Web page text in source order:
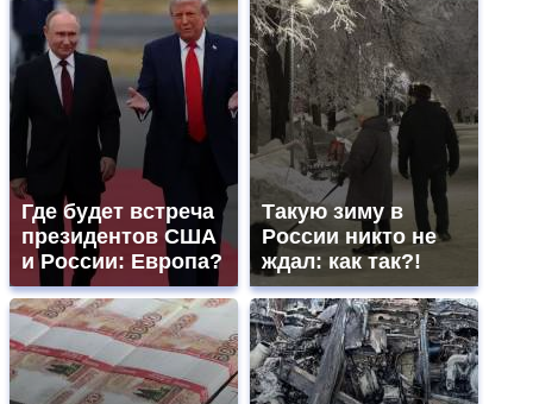
Где будет встреча
президентов США
и России: Европа?
Такую зиму в
России никто не
ждал: как так?!